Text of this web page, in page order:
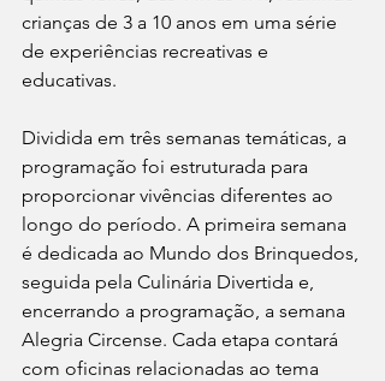
crianças de 3 a 10 anos em uma série
de experiências recreativas e
educativas.
Dividida em três semanas temáticas, a
programação foi estruturada para
proporcionar vivências diferentes ao
longo do período. A primeira semana
é dedicada ao Mundo dos Brinquedos,
seguida pela Culinária Divertida e,
encerrando a programação, a semana
Alegria Circense. Cada etapa contará
com oficinas relacionadas ao tema